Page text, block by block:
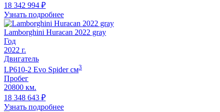
18 342 994 ₽
Узнать подробнее
Lamborghini Huracan 2022 gray
Год
2022 г.
Двигатель
LP610-2 Evo Spidercм3
Пробег
20800 км.
18 348 643 ₽
Узнать подробнее